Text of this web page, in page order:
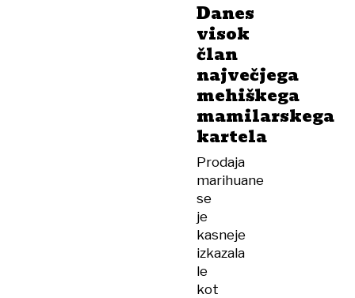
Danes
visok
član
največjega
mehiškega
mamilarskega
kartela
Prodaja
marihuane
se
je
kasneje
izkazala
le
kot